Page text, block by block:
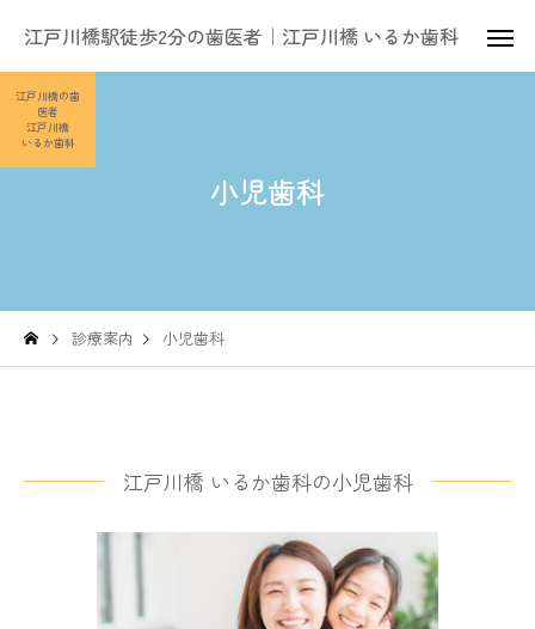
江戸川橋駅徒歩2分の歯医者｜江戸川橋 いるか歯科
小児歯科
江戸川橋の歯
医者
江戸川橋
いるか歯科
診療案内 小児歯科
江戸川橋 いるか歯科の小児歯科